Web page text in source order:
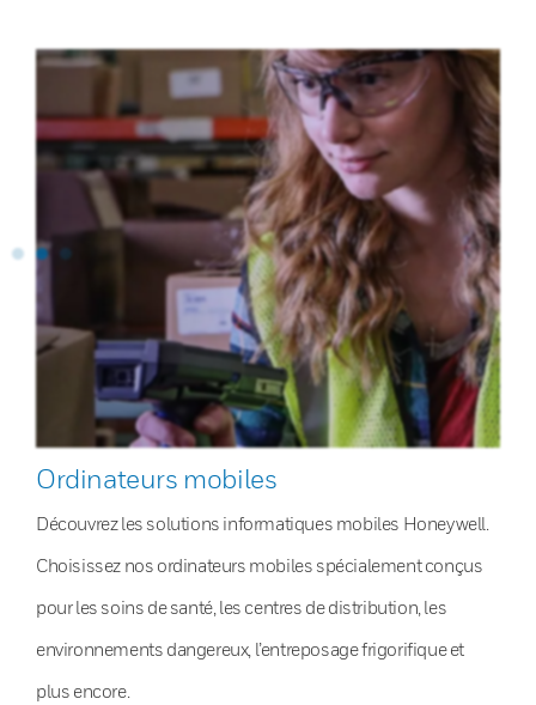
Ordinateurs mobiles
Découvrez les solutions informatiques mobiles Honeywell.
Choisissez nos ordinateurs mobiles spécialement conçus
pour les soins de santé, les centres de distribution, les
environnements dangereux, l’entreposage frigorifique et
plus encore.